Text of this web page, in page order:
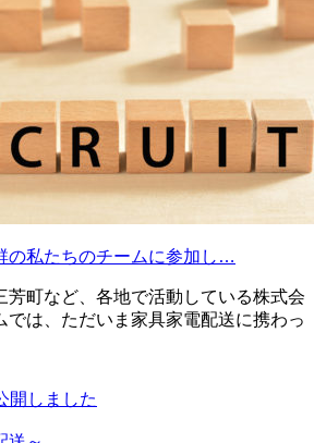
の私たちのチームに参加し…
芳町など、各地で活動している株式会
では、ただいま家具家電配送に携わっ
開しました